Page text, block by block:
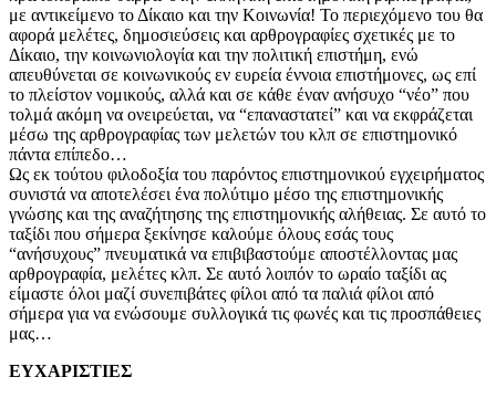
με αντικείμενο το Δίκαιο και την Κοινωνία! Το περιεχόμενο του θα
αφορά μελέτες, δημοσιεύσεις και αρθρογραφίες σχετικές με το
Δίκαιο, την κοινωνιολογία και την πολιτική επιστήμη, ενώ
απευθύνεται σε κοινωνικούς εν ευρεία έννοια επιστήμονες, ως επί
το πλείστον νομικούς, αλλά και σε κάθε έναν ανήσυχο “νέο” που
τολμά ακόμη να ονειρεύεται, να “επαναστατεί” και να εκφράζεται
μέσω της αρθρογραφίας των μελετών του κλπ σε επιστημονικό
πάντα επίπεδο…
Ως εκ τούτου φιλοδοξία του παρόντος επιστημονικού εγχειρήματος
συνιστά να αποτελέσει ένα πολύτιμο μέσο της επιστημονικής
γνώσης και της αναζήτησης της επιστημονικής αλήθειας. Σε αυτό το
ταξίδι που σήμερα ξεκίνησε καλούμε όλους εσάς τους
“ανήσυχους” πνευματικά να επιβιβαστούμε αποστέλλοντας μας
αρθρογραφία, μελέτες κλπ. Σε αυτό λοιπόν το ωραίο ταξίδι ας
είμαστε όλοι μαζί συνεπιβάτες φίλοι από τα παλιά φίλοι από
σήμερα για να ενώσουμε συλλογικά τις φωνές και τις προσπάθειες
μας…
EYXAΡΙΣΤΙΕΣ